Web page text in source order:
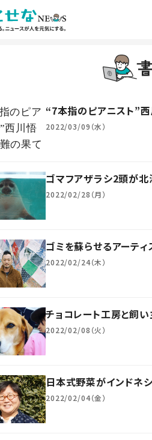
“7本指のピアニスト”
2022/03/09（水）
ゴマフアザラシ2頭が
2022/02/28（月）
ゴミを蘇らせるアーテ
2022/02/24（木）
チョコレート工房と飼
2022/02/08（火）
日本式野菜がインドネ
2022/02/04（金）